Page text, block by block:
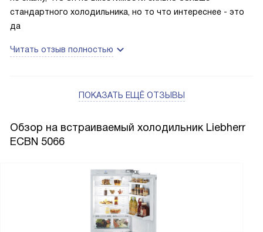
стандартного холодильника, но то что интереснее - это
да
Читать отзыв полностью
ПОКАЗАТЬ ЕЩЁ ОТЗЫВЫ
Обзор на встраиваемый холодильник Liebherr
ECBN 5066